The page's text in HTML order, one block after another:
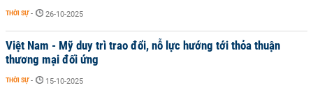
THỜI SỰ - 26-10-2025
Việt Nam - Mỹ duy trì trao đổi, nỗ lực hướng tới thỏa thuận
thương mại đối ứng
THỜI SỰ - 15-10-2025